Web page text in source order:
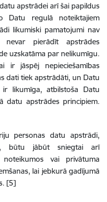
apstrādei arī šai papildus
Datu regulā noteiktajiem
likumiski pamatojumi nav
nevar pierādīt apstrādes
uzskatāma par nelikumīgu.
ir jāspēj nepieciešamības
dati tiek apstrādāti, un Datu
likumīga, atbilstoša Datu
datu apstrādes principiem.
personas datu apstrādi,
būtu jābūt sniegtai arī
vai privātuma
lai jebkurā gadījumā
[5]